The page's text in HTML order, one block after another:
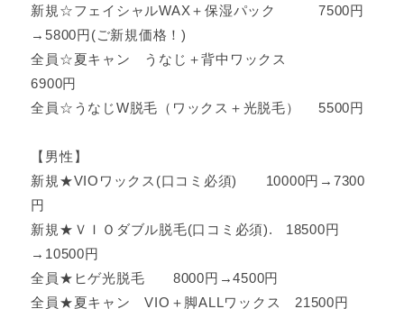
新規☆フェイシャルWAX＋保湿パック 7500円
→5800円(ご新規価格！)
全員☆夏キャン うなじ＋背中ワックス
6900円
全員☆うなじW脱毛（ワックス＋光脱毛） 5500円
【男性】
新規★VIOワックス(口コミ必須) 10000円→7300
円
新規★ＶＩＯダブル脱毛(口コミ必須). 18500円
→10500円
全員★ヒゲ光脱毛 8000円→4500円
全員★夏キャン VIO＋脚ALLワックス 21500円